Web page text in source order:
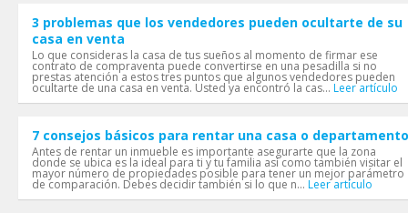
3 problemas que los vendedores pueden ocultarte de su
casa en venta
Lo que consideras la casa de tus sueños al momento de firmar ese
contrato de compraventa puede convertirse en una pesadilla si no
prestas atención a estos tres puntos que algunos vendedores pueden
ocultarte de una casa en venta. Usted ya encontró la cas... Leer artículo
7 consejos básicos para rentar una casa o departamento
Antes de rentar un inmueble es importante asegurarte que la zona
donde se ubica es la ideal para ti y tu familia así como también visitar el
mayor número de propiedades posible para tener un mejor parámetro
de comparación. Debes decidir también si lo que n... Leer artículo